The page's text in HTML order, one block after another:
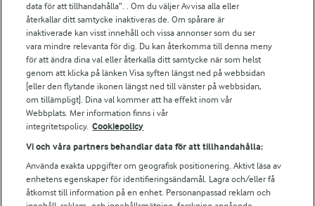
Fler Arlasajter
För ägare
Arlas kundportal
Arla.com
Falbygdens Ost
Arla webbshop
Bildbank
Följ oss
data för att tillhandahålla”. . Om du väljer Avvisa alla eller
återkallar ditt samtycke inaktiveras de. Om spårare är
inaktiverade kan visst innehåll och vissa annonser som du ser
vara mindre relevanta för dig. Du kan återkomma till denna meny
för att ändra dina val eller återkalla ditt samtycke när som helst
genom att klicka på länken Visa syften längst ned på webbsidan
[eller den flytande ikonen längst ned till vänster på webbsidan,
om tillämpligt]. Dina val kommer att ha effekt inom vår
Webbplats. Mer information finns i vår
integritetspolicy. Cookiepolicy
Vi och våra partners behandlar data för att tillhandahålla:
Använda exakta uppgifter om geografisk positionering. Aktivt läsa av
enhetens egenskaper för identifieringsändamål. Lagra och/eller få
åtkomst till information på en enhet. Personanpassad reklam och